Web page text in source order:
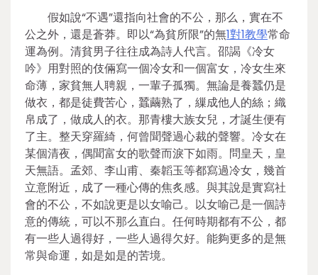
假如說“不遇”還指向社會的不公，那么，實在不
公之外，還是蒼莽。即以“為貧所限”的無1對1教學常命
運為例。清貧男子往往成為詩人代言。邵謁《冷女
吟》用對照的伎倆寫一個冷女和一個富女，冷女生來
命薄，家貧無人聘親，一輩子孤獨。無論是養蠶仍是
做衣，都是徒費苦心，蠶繭熟了，繅成他人的絲；織
帛成了，做成人的衣。那青樓大族女兒，才誕生便有
了主。整天穿羅綺，何曾聞聲過心裁的聲響。冷女在
某個清夜，偶聞富女的歌聲而淚下如雨。問皇天，皇
天無語。孟郊、李山甫、秦韜玉等都寫過冷女，幾首
立意附近，成了一種心傳的焦炙感。與其說是實寫社
會的不公，不如說更是以女喻己。以女喻己是一個詩
意的傳統，可以不那么直白。任何時期都有不公，都
有一些人過得好，一些人過得欠好。能夠更多的是無
常與命運，如是如是的苦境。